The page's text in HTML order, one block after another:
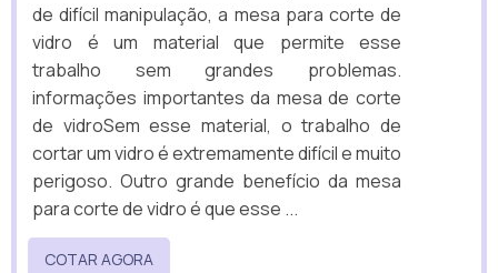
de difícil manipulação, a mesa para corte de
vidro é um material que permite esse
trabalho sem grandes problemas.
informações importantes da mesa de corte
de vidroSem esse material, o trabalho de
cortar um vidro é extremamente difícil e muito
perigoso. Outro grande benefício da mesa
para corte de vidro é que esse ...
COTAR AGORA